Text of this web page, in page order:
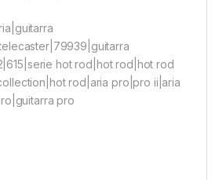
hot rod|hot rod|hot rod
rod|aria pro|pro ii|aria
pro